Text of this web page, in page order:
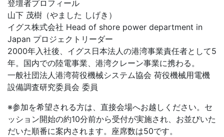
登壇者プロフィール
山下 茂樹（やました しげき）
イグス株式会社 Head of shore power department in
Japan プロジェクトリーダー
2000年入社後、イグス日本法人の港湾事業責任者として5
年。国内での陸電事業、港湾クレーン事業に携わる。
一般社団法人港湾荷役機械システム協会 荷役機械用電機
設備調査研究委員会 委員
※参加を希望される方は、直接会場へお越しください。セ
ッション開始の約10分前から受付が実施され、お並びいた
だいた順番に案内されます。座席数は50です。